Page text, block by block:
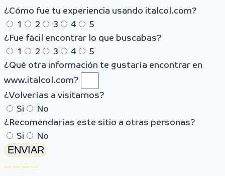
¿Cómo fue tu experiencia usando italcol.com?
1
2 3 4
5
¿Fue fácil encontrar lo que buscabas?
1
2 3 4
5
¿Qué otra información te gustaría encontrar en
www.italcol.com?
¿Volverías a visitarnos?
Si
No
¿Recomendarías este sitio a otras personas?
Si
No
ENVIAR